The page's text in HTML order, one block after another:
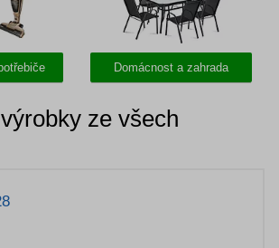
Domácnost a zahrada
ze všech